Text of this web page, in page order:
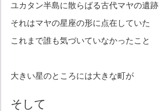
ユカタン半島に散らばる古代マヤの遺跡
それはマヤの星座の形に点在していた
これまで誰も気づいていなかったこと
大きい星のところには大きな町が
そして